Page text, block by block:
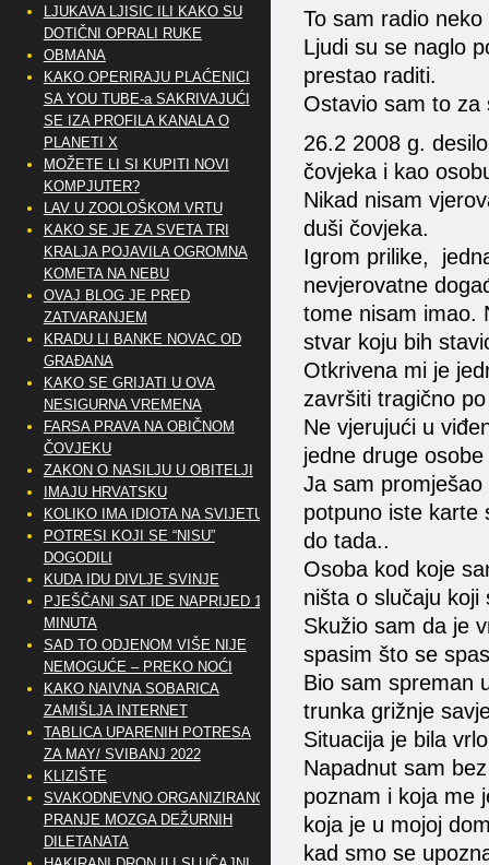
To sam radio
Ljudi su se naglo
prestao raditi.
Ostavio sam to za
26.2 2008 g.
čovjeka i kao
Nikad nisam
duši čovjeka.
Igrom prilike,
nevjerovatne
tome nisam imao.
stvar koju bih
Otkrivena mi je
završiti tragično
Ne vjerujući u
jedne druge
Ja sam
potpuno iste karte
do tada..
Osoba kod koje
ništa o slučaju koji
Skužio sam da je
spasim što se
Bio sam spreman
trunka grižnje
Situacija je bila
Napadnut sam
poznam i koja me
koja je u mojoj
kad smo se
LJUKAVA LJISIC ILI KAKO SU
DOTIČNI OPRALI RUKE
OBMANA
KAKO OPERIRAJU PLAĆENICI
SA YOU TUBE-a SAKRIVAJUĆI
SE IZA PROFILA KANALA O
PLANETI X
MOŽETE LI SI KUPITI NOVI
KOMPJUTER?
LAV U ZOOLOŠKOM VRTU
KAKO SE JE ZA SVETA TRI
KRALJA POJAVILA OGROMNA
KOMETA NA NEBU
OVAJ BLOG JE PRED
ZATVARANJEM
KRADU LI BANKE NOVAC OD
GRAĐANA
KAKO SE GRIJATI U OVA
NESIGURNA VREMENA
FARSA PRAVA NA OBIČNOM
ČOVJEKU
ZAKON O NASILJU U OBITELJI
IMAJU HRVATSKU
KOLIKO IMA IDIOTA NA SVIJETU?
POTRESI KOJI SE “NISU”
DOGODILI
KUDA IDU DIVLJE SVINJE
PJEŠČANI SAT IDE NAPRIJED 10
MINUTA
SAD TO ODJENOM VIŠE NIJE
NEMOGUĆE – PREKO NOĆI
KAKO NAIVNA SOBARICA
ZAMIŠLJA INTERNET
TABLICA UPARENIH POTRESA
ZA MAY/ SVIBANJ 2022
KLIZIŠTE
SVAKODNEVNO ORGANIZIRANO
PRANJE MOZGA DEŽURNIH
DILETANATA